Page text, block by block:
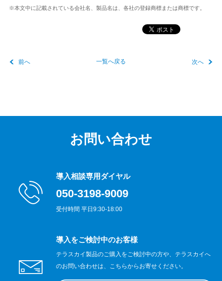
※本文中に記載されている会社名、製品名は、各社の登録商標または商標です。
前へ 一覧へ戻る 次へ
お問い合わせ
導入相談専用ダイヤル
050-3198-9009
受付時間 平日9:30-18:00
導入をご検討中のお客様
テラスカイ製品のご購入をご検討中の方や、テラスカイへ
のお問い合わせは、こちらからお寄せください。